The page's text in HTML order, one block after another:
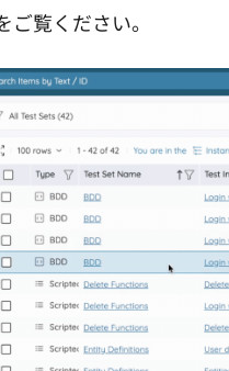
覧ください。